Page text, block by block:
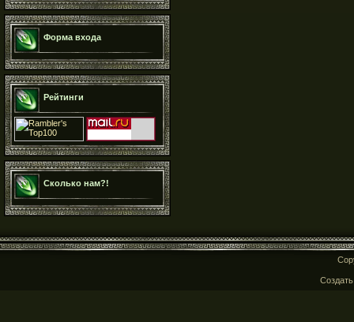
Форма входа
Рейтинги
Сколько нам?!